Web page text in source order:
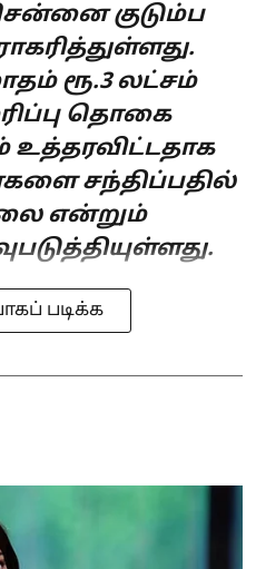
குடும்ப
ரூ.3 லட்சம்
தொகை
சந்திப்பதில்
என்றும்
படிக்க